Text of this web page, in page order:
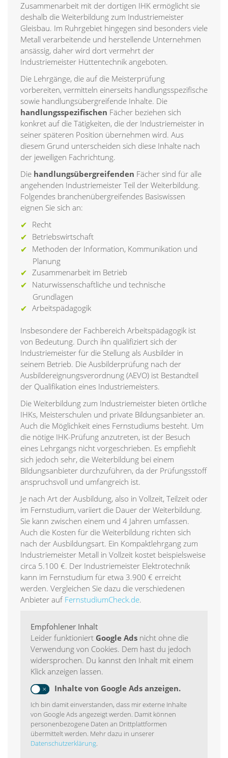
Zusammenarbeit mit der dortigen IHK ermöglicht sie
deshalb die Weiterbildung zum Industriemeister
Gleisbau. Im Ruhrgebiet hingegen sind besonders viele
Metall verarbeitende und herstellende Unternehmen
ansässig, daher wird dort vermehrt der
Industriemeister Hüttentechnik angeboten.
Die Lehrgänge, die auf die Meisterprüfung
vorbereiten, vermitteln einerseits handlungsspezifische
sowie handlungsübergreifende Inhalte. Die
handlungsspezifischen Fächer beziehen sich
konkret auf die Tätigkeiten, die der Industriemeister in
seiner späteren Position übernehmen wird. Aus
diesem Grund unterscheiden sich diese Inhalte nach
der jeweiligen Fachrichtung.
Die handlungsübergreifenden Fächer sind für alle
angehenden Industriemeister Teil der Weiterbildung.
Folgendes branchenübergreifendes Basiswissen
eignen Sie sich an:
Recht
Betriebswirtschaft
Methoden der Information, Kommunikation und
Planung
Zusammenarbeit im Betrieb
Naturwissenschaftliche und technische
Grundlagen
Arbeitspädagogik
Insbesondere der Fachbereich Arbeitspädagogik ist
von Bedeutung. Durch ihn qualifiziert sich der
Industriemeister für die Stellung als Ausbilder in
seinem Betrieb. Die Ausbilderprüfung nach der
Ausbildereignungsverordnung (AEVO) ist Bestandteil
der Qualifikation eines Industriemeisters.
Die Weiterbildung zum Industriemeister bieten örtliche
IHKs, Meisterschulen und private Bildungsanbieter an.
Auch die Möglichkeit eines Fernstudiums besteht. Um
die nötige IHK-Prüfung anzutreten, ist der Besuch
eines Lehrgangs nicht vorgeschrieben. Es empfiehlt
sich jedoch sehr, die Weiterbildung bei einem
Bildungsanbieter durchzuführen, da der Prüfungsstoff
anspruchsvoll und umfangreich ist.
Je nach Art der Ausbildung, also in Vollzeit, Teilzeit oder
im Fernstudium, variiert die Dauer der Weiterbildung.
Sie kann zwischen einem und 4 Jahren umfassen.
Auch die Kosten für die Weiterbildung richten sich
nach der Ausbildungsart. Ein Kompaktlehrgang zum
Industriemeister Metall in Vollzeit kostet beispielsweise
circa 5.100 €. Der Industriemeister Elektrotechnik
kann im Fernstudium für etwa 3.900 € erreicht
werden. Vergleichen Sie dazu die verschiedenen
Anbieter auf FernstudiumCheck.de.
Empfohlener Inhalt
Leider funktioniert Google Ads nicht ohne die
Verwendung von Cookies. Dem hast du jedoch
widersprochen. Du kannst den Inhalt mit einem
Klick anzeigen lassen.
Inhalte von Google Ads anzeigen.
Ich bin damit einverstanden, dass mir externe Inhalte
von Google Ads angezeigt werden. Damit können
personenbezogene Daten an Drittplattformen
übermittelt werden. Mehr dazu in unserer
Datenschutzerklärung.